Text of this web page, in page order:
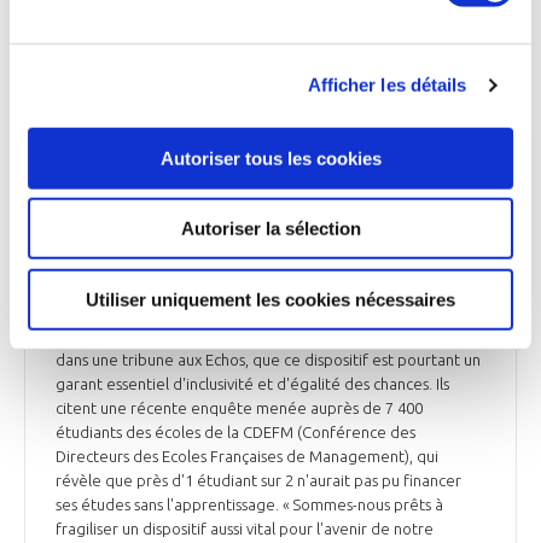
Afficher les détails
Autoriser tous les cookies
Autoriser la sélection
Utiliser uniquement les cookies nécessaires
EMPLOI
Tribune : « Apprentissage : ne brisons pas
l'ascenseur social de notre jeunesse »
Le ministère du Travail a annoncé la baisse de la prime à
l'embauche des apprentis (5 000 € pour les entreprises de
moins de 250 salariés et 2 000 € pour les plus grandes).
Vincenzo Vinzi, directeur de l'ESSEC, et Alexandre de
Navailles, directeur de Kedge Business School, estiment,
dans une tribune aux Echos, que ce dispositif est pourtant un
garant essentiel d'inclusivité et d'égalité des chances. Ils
citent une récente enquête menée auprès de 7 400
étudiants des écoles de la CDEFM (Conférence des
Directeurs des Ecoles Françaises de Management), qui
révèle que près d'1 étudiant sur 2 n'aurait pas pu financer
ses études sans l'apprentissage. « Sommes-nous prêts à
fragiliser un dispositif aussi vital pour l'avenir de notre